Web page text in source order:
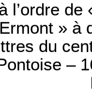
l’ordre
»
du
–